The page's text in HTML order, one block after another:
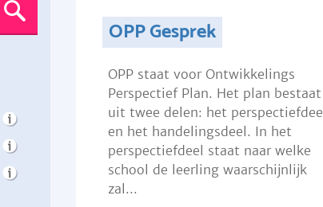
OPP Gesprek
OPP staat voor Ontwikkelings
Perspectief Plan. Het plan bestaat
uit twee delen: het perspectiefdeel
en het handelingsdeel. In het
perspectiefdeel staat naar welke
school de leerling waarschijnlijk
zal...